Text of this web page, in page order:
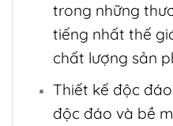
trong những
tiếng nhất thế
chất lượng sản
Thiết kế độc
độc đáo và bề